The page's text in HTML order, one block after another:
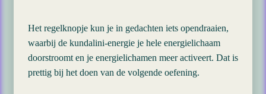
Het regelknopje kun je in gedachten iets opendraaien,
waarbij de kundalini-energie je hele energielichaam
doorstroomt en je energielichamen meer activeert. Dat is
prettig bij het doen van de volgende oefening.